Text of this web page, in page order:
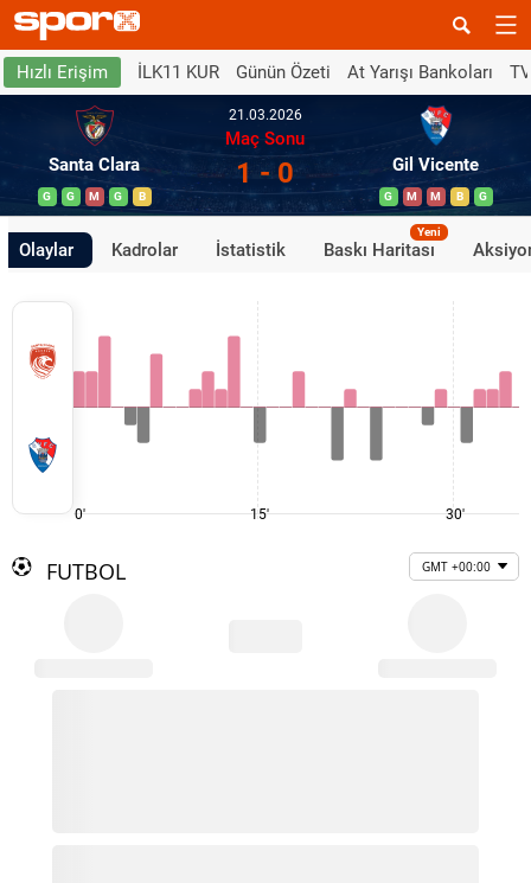
Hızlı Erişim İLK11 KUR Günün Özeti At Yarışı Bankoları
Santa Clara
G G M G B
21.03.2026
Maç Sonu
1 - 0 Gil Vicente
G M M B G
Olaylar Kadrolar İstatistik Baskı Haritası
Yeni
0' 15' 30'
FUTBOL GMT +00:00